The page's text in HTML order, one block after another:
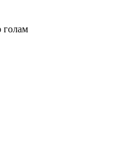
голам